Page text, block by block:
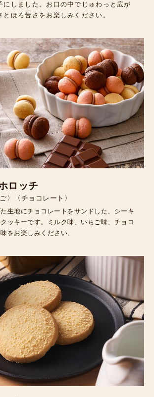
にしました。お口の中でじゅわっと広が
とほろ苦さをお楽しみください。
ロッチ
〉〈チョコレート〉
生地にチョコレートをサンドした、シーキ
ッキーです。ミルク味、いちご味、チョコ
をお楽しみください。